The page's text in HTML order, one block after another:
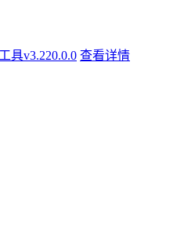
具v3.220.0.0 查看详情